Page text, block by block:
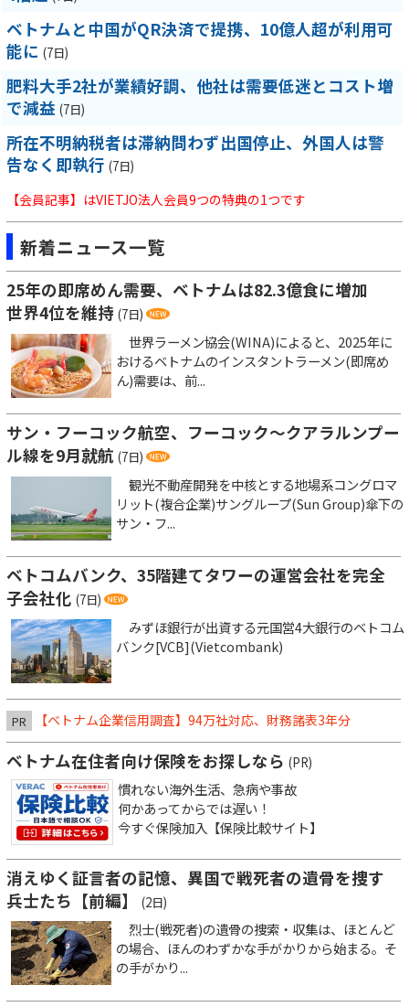
ベトナムと中国がQR決済で提携、10億人超が利用可
能に (7日)
肥料大手2社が業績好調、他社は需要低迷とコスト増
で減益 (7日)
所在不明納税者は滞納問わず出国停止、外国人は警
告なく即執行 (7日)
【会員記事】はVIETJO法人会員9つの特典の1つです
新着ニュース一覧
25年の即席めん需要、ベトナムは82.3億食に増加
世界4位を維持 (7日)
世界ラーメン協会(WINA)によると、2025年に
おけるベトナムのインスタントラーメン(即席め
ん)需要は、前...
サン・フーコック航空、フーコック～クアラルンプー
ル線を9月就航 (7日)
観光不動産開発を中核とする地場系コングロマ
リット(複合企業)サングループ(Sun Group)傘下の
サン・フ...
ベトコムバンク、35階建てタワーの運営会社を完全
子会社化 (7日)
みずほ銀行が出資する元国営4大銀行のベトコム
バンク[VCB](Vietcombank)
PR 【ベトナム企業信用調査】94万社対応、財務諸表3年分
ベトナム在住者向け保険をお探しなら (PR)
慣れない海外生活、急病や事故
何かあってからでは遅い！
今すぐ保険加入【保険比較サイト】
消えゆく証言者の記憶、異国で戦死者の遺骨を捜す
兵士たち【前編】
(2日)
烈士(戦死者)の遺骨の捜索・収集は、ほとんど
の場合、ほんのわずかな手がかりから始まる。そ
の手がかり...